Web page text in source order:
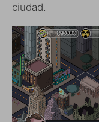
ciudad.